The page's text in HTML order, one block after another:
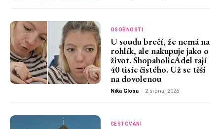
OSOBNOSTI
U soudu brečí, že nemá na
rohlík, ale nakupuje jako o
život. ShopaholicAdel tají
40 tisíc čistého. Už se těší
na dovolenou
Nika Glosa - 2 srpna, 2026
CESTOVÁNÍ